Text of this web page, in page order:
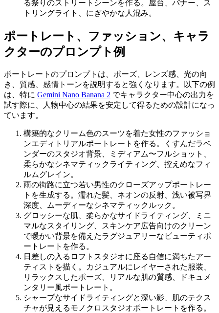
る祭りのストリートシーンを作る。屋台、バナー、ス
トリングライト、にぎやかな人混み。
ポートレート、ファッション、キャラ
クターのプロンプト例
ポートレートのプロンプトは、ポーズ、レンズ感、光の向
き、質感、感情トーンを説明すると強くなります。以下の例
は、特に Gemini Nano Banana 2 でキャラクター中心の出力を
試す際に、人物中心の結果を安定して得るための設計になっ
ています。
構築的なクリーム色のスーツを着た女性のファッショ
ンエディトリアルポートレートを作る。くすんだラベ
ンダーのスタジオ背景、ミディアム〜フルショット、
柔らかなシネマティックライティング、控えめなフィ
ルムグレイン。
雨の街路に立つ若い男性のクローズアップポートレー
トを生成する。濡れた髪、ネオンの反射、浅い被写界
深度、ムーディーなシネマティックルック。
グロッシーな肌、柔らかなサイドライティング、ミニ
マルなスタイリング、スキンケア広告向けのクリーン
で暖かい背景を備えたラグジュアリーなビューティポ
ートレートを作る。
日差しの入るロフトスタジオに座る自信に満ちたアー
ティストを描く。カジュアルにレイヤーされた服装、
リラックスしたポーズ、リアルな肌の質感、ドキュメ
ンタリー風ポートレート。
シャープなサイドライティングと深い影、肌のテクス
チャが見えるモノクロスタジオポートレートを作る。